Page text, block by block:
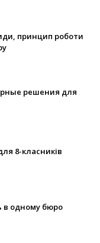
принцип роботи
решения для
8-класників
в одному бюро